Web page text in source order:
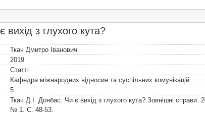
з глухого кута?
Ткач Дмитро Іванович
2019
Статті
Кафедра міжнародних відносин та суспільних комунікацій
5
Ткач Д.І. Донбас. Чи є вихід з глухого кута? Зовнішні справи.
№ 1. С. 48-53.